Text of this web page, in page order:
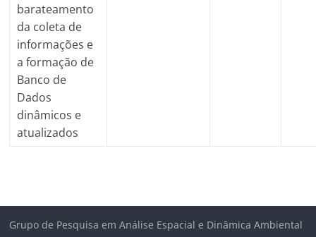
barateamento
da coleta de
informações e
a formação de
Banco de
Dados
dinâmicos e
atualizados
Grupo de Pesquisa em Análise Espacial e Dinâmica Ambiental